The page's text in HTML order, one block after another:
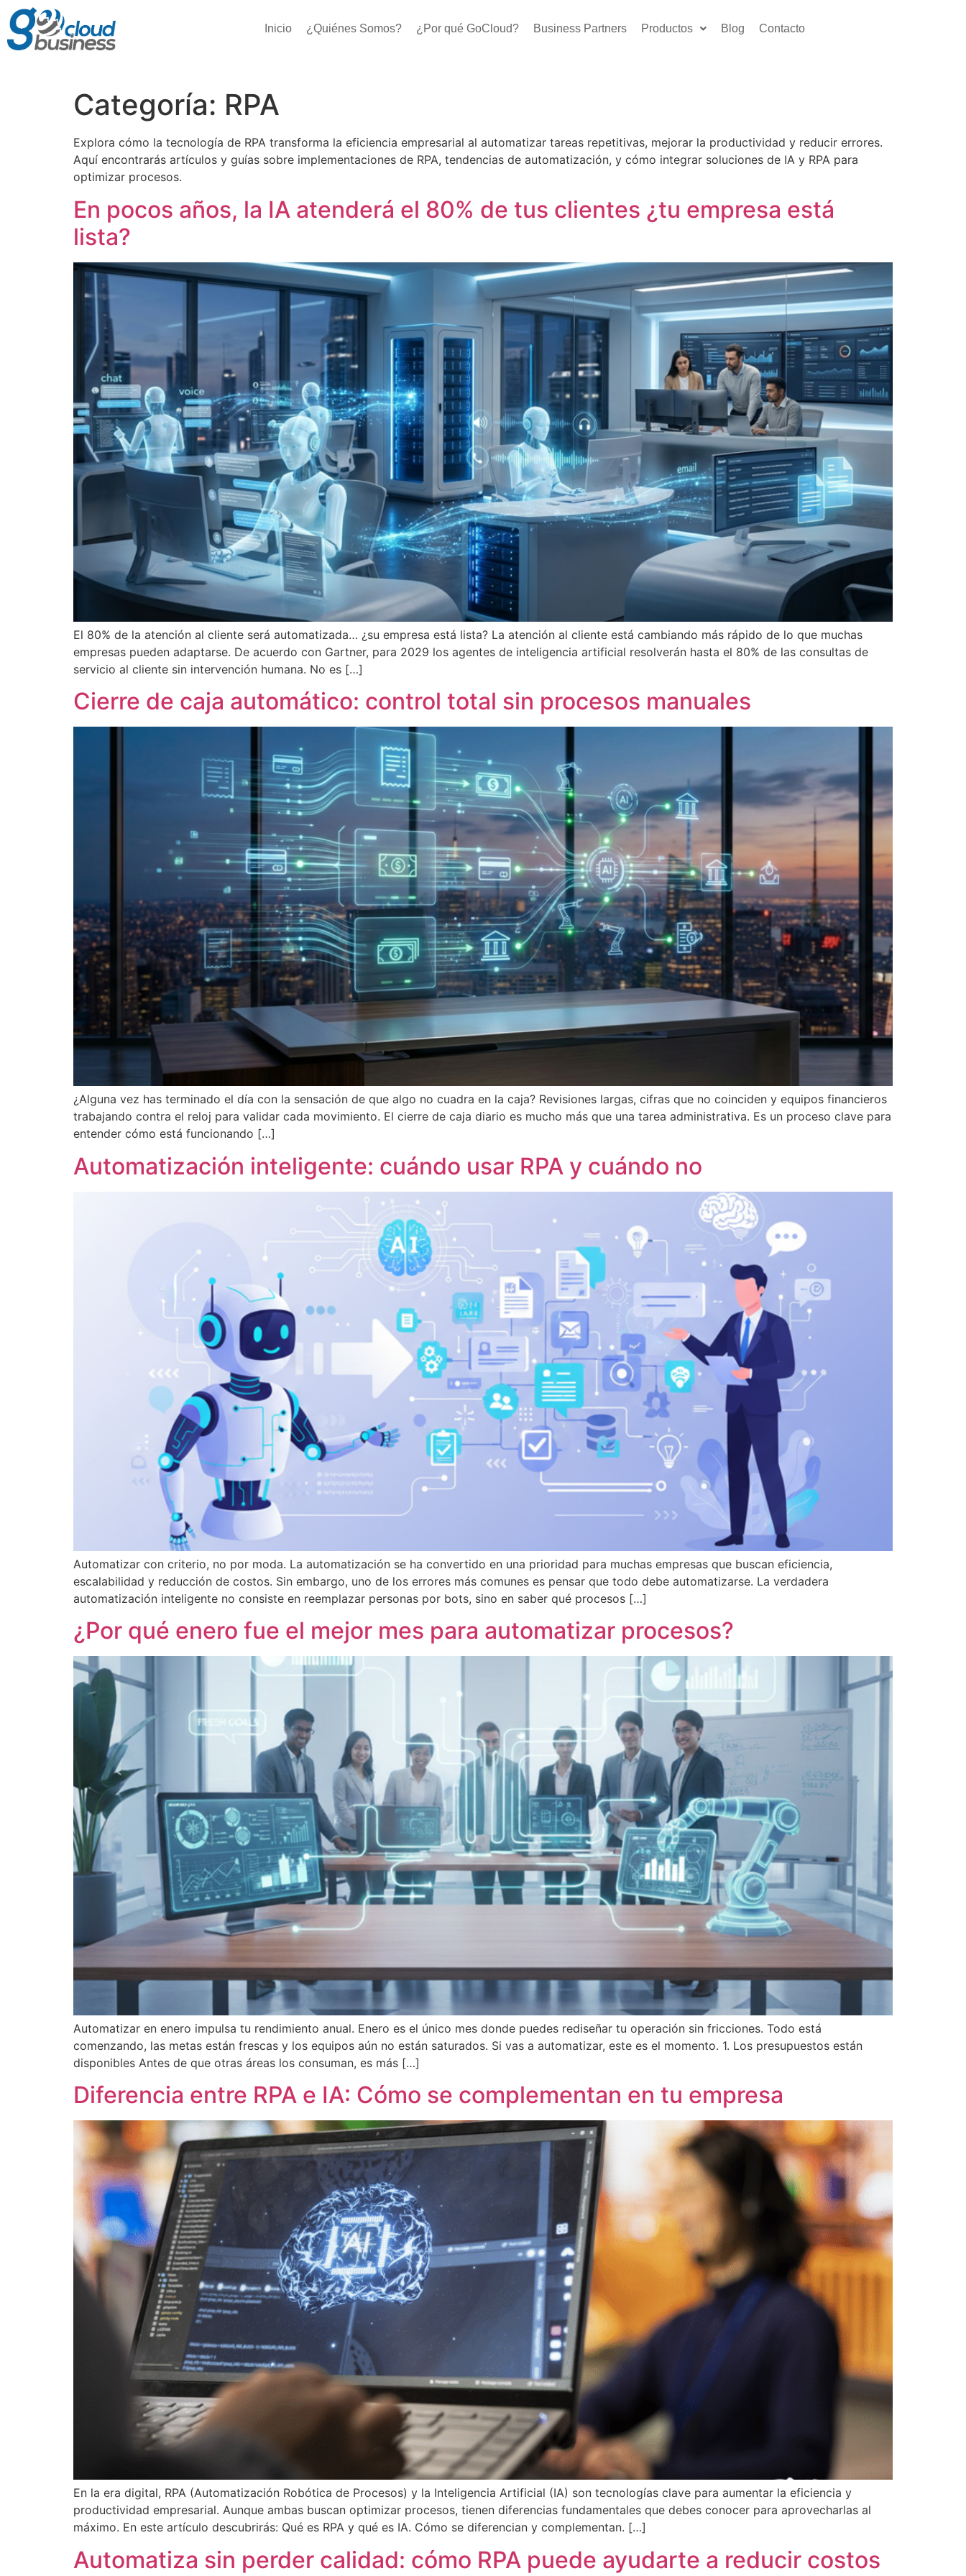
Inicio ¿Quiénes Somos? ¿Por qué GoCloud? Business Partners Productos Blog Contacto
Categoría: RPA
Explora cómo la tecnología de RPA transforma la eficiencia empresarial al automatizar tareas repetitivas, mejorar la productividad y reducir errores.
Aquí encontrarás artículos y guías sobre implementaciones de RPA, tendencias de automatización, y cómo integrar soluciones de IA y RPA para
optimizar procesos.
En pocos años, la IA atenderá el 80% de tus clientes ¿tu empresa está
lista?
El 80% de la atención al cliente será automatizada… ¿su empresa está lista? La atención al cliente está cambiando más rápido de lo que muchas
empresas pueden adaptarse. De acuerdo con Gartner, para 2029 los agentes de inteligencia artificial resolverán hasta el 80% de las consultas de
servicio al cliente sin intervención humana. No es […]
Cierre de caja automático: control total sin procesos manuales
¿Alguna vez has terminado el día con la sensación de que algo no cuadra en la caja? Revisiones largas, cifras que no coinciden y equipos financieros
trabajando contra el reloj para validar cada movimiento. El cierre de caja diario es mucho más que una tarea administrativa. Es un proceso clave para
entender cómo está funcionando […]
Automatización inteligente: cuándo usar RPA y cuándo no
Automatizar con criterio, no por moda. La automatización se ha convertido en una prioridad para muchas empresas que buscan eficiencia,
escalabilidad y reducción de costos. Sin embargo, uno de los errores más comunes es pensar que todo debe automatizarse. La verdadera
automatización inteligente no consiste en reemplazar personas por bots, sino en saber qué procesos […]
¿Por qué enero fue el mejor mes para automatizar procesos?
Automatizar en enero impulsa tu rendimiento anual. Enero es el único mes donde puedes rediseñar tu operación sin fricciones. Todo está
comenzando, las metas están frescas y los equipos aún no están saturados. Si vas a automatizar, este es el momento. 1. Los presupuestos están
disponibles Antes de que otras áreas los consuman, es más […]
Diferencia entre RPA e IA: Cómo se complementan en tu empresa
En la era digital, RPA (Automatización Robótica de Procesos) y la Inteligencia Artificial (IA) son tecnologías clave para aumentar la eficiencia y
productividad empresarial. Aunque ambas buscan optimizar procesos, tienen diferencias fundamentales que debes conocer para aprovecharlas al
máximo. En este artículo descubrirás: Qué es RPA y qué es IA. Cómo se diferencian y complementan. […]
Automatiza sin perder calidad: cómo RPA puede ayudarte a reducir costos